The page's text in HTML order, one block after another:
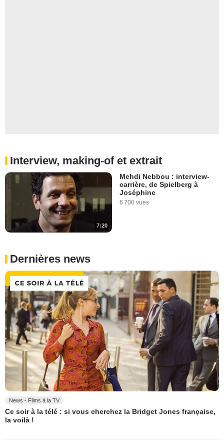
Interview, making-of et extrait
7:20
Mehdi Nebbou : interview-
carrière, de Spielberg à
Joséphine
6 700 vues
Dernières news
News - Films à la TV
Ce soir à la télé : si vous cherchez la Bridget Jones française,
la voilà !